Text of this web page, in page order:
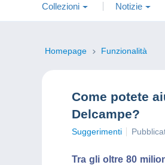
Collezioni Notizie
Homepage Funzionalità
Come potete
Delcampe?
Suggerimenti
Tra gli oltre 80